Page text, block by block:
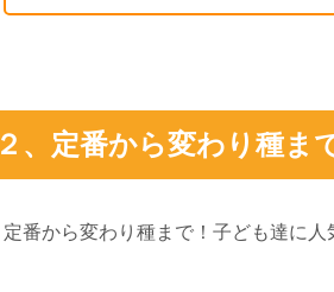
２、定番から変わり種ま
定番から変わり種まで！子ども達に人